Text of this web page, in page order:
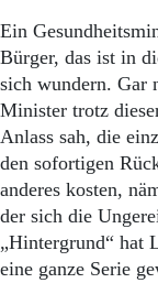
Ein
Bürger, das ist in
sich wundern. Gar
Minister trotz
Anlass sah, die
den sofortigen
anderes kosten,
der sich die
„Hintergrund“ hat
eine ganze Serie